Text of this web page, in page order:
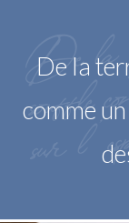
De
De la
comme